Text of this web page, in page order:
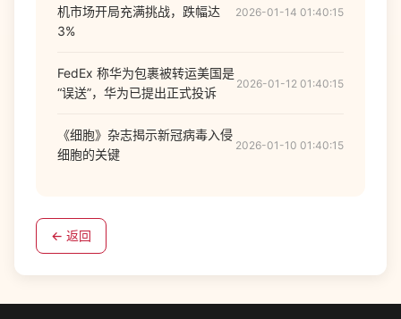
机市场开局充满挑战，跌幅达
3%
2026-01-14 01:40:15
FedEx 称华为包裹被转运美国是
“误送”，华为已提出正式投诉
2026-01-12 01:40:15
《细胞》杂志揭示新冠病毒入侵
细胞的关键
2026-01-10 01:40:15
← 返回